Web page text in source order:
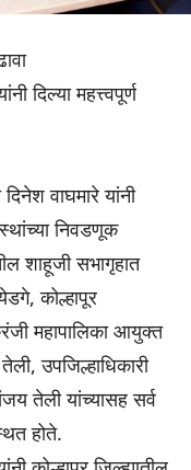
दिल्या महत्त्वपूर्ण
वाघमारे यांनी
निवडणूक
शाहूजी सभागृहात
कोल्हापूर
महापालिका आयुक्त
उपजिल्हाधिकारी
तेली यांच्यासह सर्व
होते.